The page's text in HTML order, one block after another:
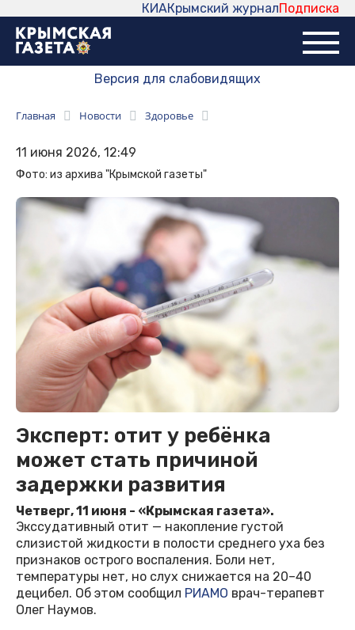
Подписка
Крымский журнал
КИА
Версия для слабовидящих
Главная Новости Здоровье
11 июня 2026, 12:49
Фото: из архива "Крымской газеты"
Эксперт: отит у ребёнка
может стать причиной
задержки развития
Четверг, 11 июня - «Крымская газета».
Экссудативный отит — накопление густой
слизистой жидкости в полости среднего уха без
признаков острого воспаления. Боли нет,
температуры нет, но слух снижается на 20–40
децибел. Об этом сообщил РИАМО врач-терапевт
Олег Наумов.